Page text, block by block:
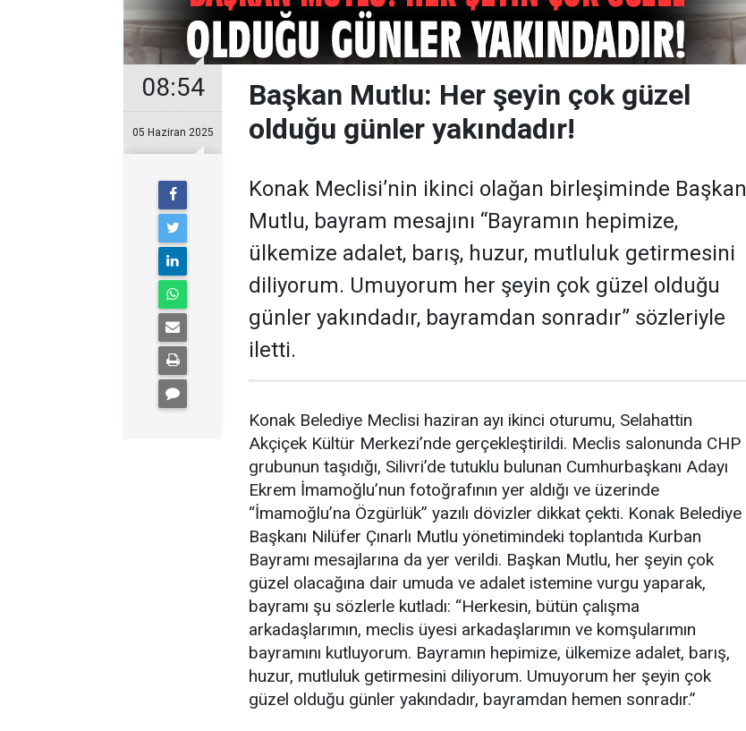
08:54
05 Haziran 2025
Başkan Mutlu: Her şeyin çok güzel
olduğu günler yakındadır!
Konak Meclisi’nin ikinci olağan birleşiminde Başkan
Mutlu, bayram mesajını “Bayramın hepimize,
ülkemize adalet, barış, huzur, mutluluk getirmesini
diliyorum. Umuyorum her şeyin çok güzel olduğu
günler yakındadır, bayramdan sonradır” sözleriyle
iletti.
Konak Belediye Meclisi haziran ayı ikinci oturumu, Selahattin
Akçiçek Kültür Merkezi’nde gerçekleştirildi. Meclis salonunda CHP
grubunun taşıdığı, Silivri’de tutuklu bulunan Cumhurbaşkanı Adayı
Ekrem İmamoğlu’nun fotoğrafının yer aldığı ve üzerinde
“İmamoğlu’na Özgürlük” yazılı dövizler dikkat çekti. Konak Belediye
Başkanı Nilüfer Çınarlı Mutlu yönetimindeki toplantıda Kurban
Bayramı mesajlarına da yer verildi. Başkan Mutlu, her şeyin çok
güzel olacağına dair umuda ve adalet istemine vurgu yaparak,
bayramı şu sözlerle kutladı: “Herkesin, bütün çalışma
arkadaşlarımın, meclis üyesi arkadaşlarımın ve komşularımın
bayramını kutluyorum. Bayramın hepimize, ülkemize adalet, barış,
huzur, mutluluk getirmesini diliyorum. Umuyorum her şeyin çok
güzel olduğu günler yakındadır, bayramdan hemen sonradır.”